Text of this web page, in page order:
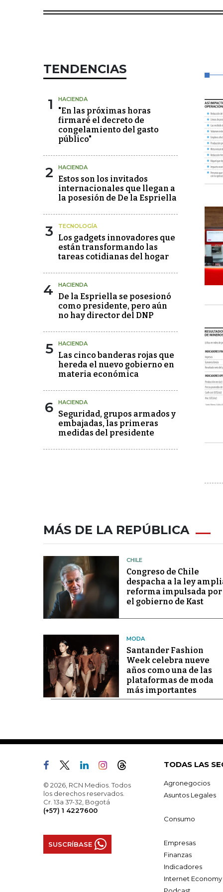
TENDENCIAS
1 HACIENDA
"En las próximas horas
firmaré el decreto de
congelamiento del gasto
público"
2 HACIENDA
Estos son los invitados
internacionales que llegan a
la posesión de De la Espriella
3 TECNOLOGÍA
Los gadgets innovadores que
están transformando las
tareas cotidianas del hogar
4 HACIENDA
De la Espriella se posesionó
como presidente, pero aún
no hay director del DNP
5 HACIENDA
Las cinco banderas rojas que
hereda el nuevo gobierno en
materia económica
6 HACIENDA
Seguridad, grupos armados y
embajadas, las primeras
medidas del presidente
MÁS DE LA REPÚBLICA
CHILE
Congreso de Chile
despacha a la ley
reforma impulsada por
el gobierno de Kast
MODA
Santander Fashion
Week celebra nueve
años como una de las
plataformas de moda
más importantes
© 2026, RCN Medios. Todos
los derechos reservados.
Cr. 13a 37-32, Bogotá
(+57) 1 4227600
SUSCRÍBASE
TODAS LAS
Agronegocios
Asuntos Legales
Consumo
Empresas
Finanzas
Indicadores
Internet Economy